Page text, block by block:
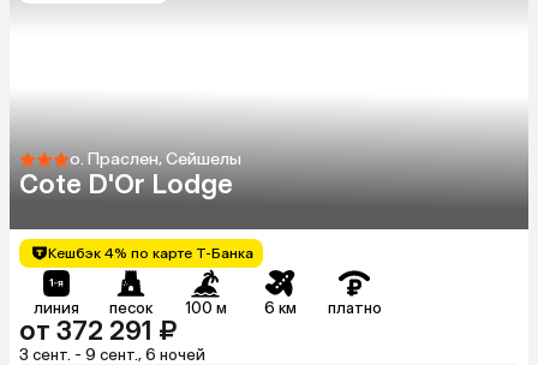
о. Праслен, Сейшелы
Cote D'Or Lodge
Кешбэк 4% по карте Т-Банка
линия песок 100 м 6 км платно
от 372 291 ₽
3 сент. - 9 сент., 6 ночей